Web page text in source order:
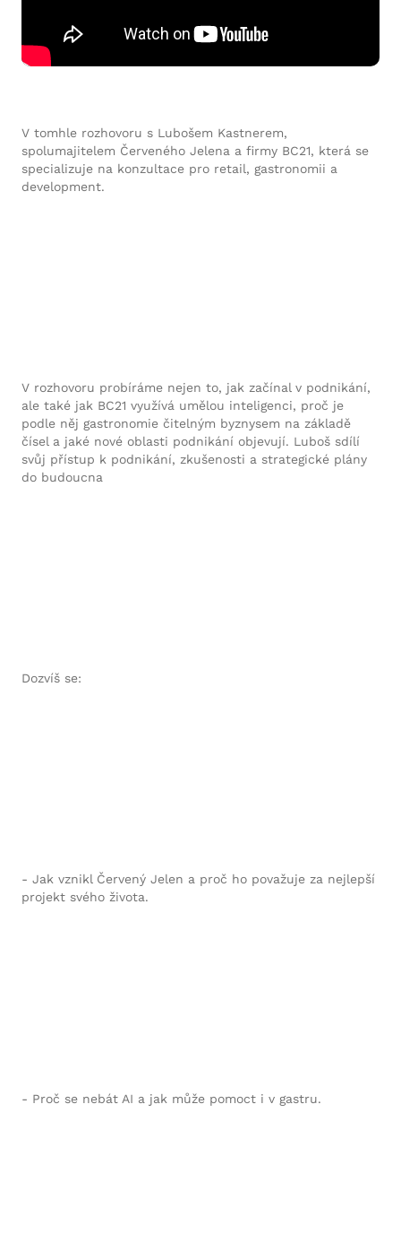
V tomhle rozhovoru s Lubošem Kastnerem,
spolumajitelem Červeného Jelena a firmy BC21, která se
specializuje na konzultace pro retail, gastronomii a
development.
V rozhovoru probíráme nejen to, jak začínal v podnikání,
ale také jak BC21 využívá umělou inteligenci, proč je
podle něj gastronomie čitelným byznysem na základě
čísel a jaké nové oblasti podnikání objevují. Luboš sdílí
svůj přístup k podnikání, zkušenosti a strategické plány
do budoucna
Dozvíš se:
- Jak vznikl Červený Jelen a proč ho považuje za nejlepší
projekt svého života.
- Proč se nebát AI a jak může pomoct i v gastru.